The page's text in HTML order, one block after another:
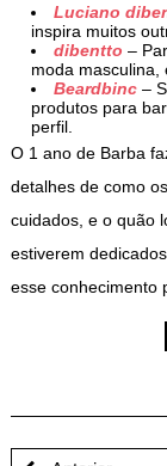
Luciano
inspira muitos
dibentto –
moda masculina,
Beardbinc–
produtos para
perfil.
O 1 ano de Barba
detalhes de como
cuidados, e o quão
estiverem
esse conhecimento